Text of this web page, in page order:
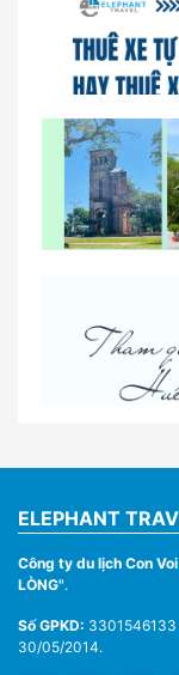
So sánh thuê
Nhà Xe Con
Sân Bay Phú
Thuê Xe Du
ELEPHANT
Công ty du lịch Con
LÒNG".
Số GPKD: 3301546133
30/05/2014.